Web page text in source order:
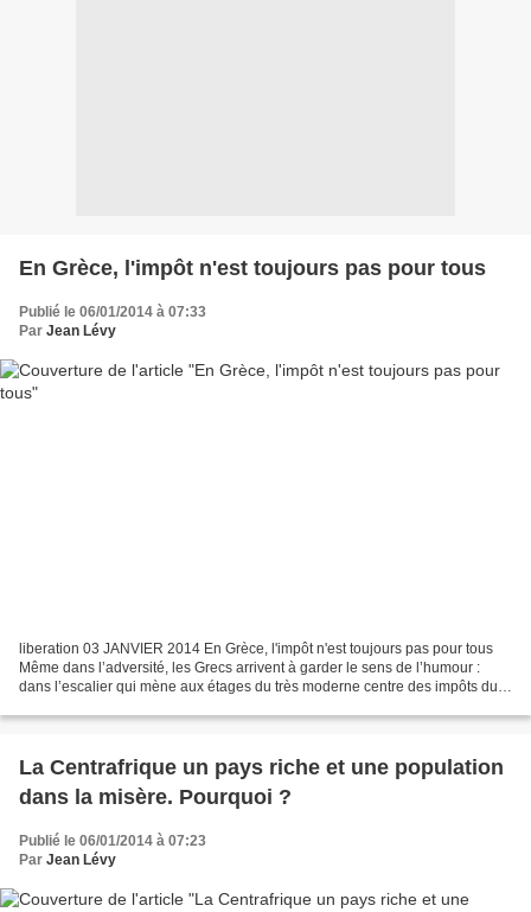
En Grèce, l'impôt n'est toujours pas pour tous
Publié le 06/01/2014 à 07:33
Par Jean Lévy
liberation 03 JANVIER 2014 En Grèce, l'impôt n'est toujours pas pour tous
Même dans l’adversité, les Grecs arrivent à garder le sens de l’humour :
dans l’escalier qui mène aux étages du très moderne centre des impôts du
La Centrafrique un pays riche et une population
dans la misère. Pourquoi ?
Publié le 06/01/2014 à 07:23
Par Jean Lévy